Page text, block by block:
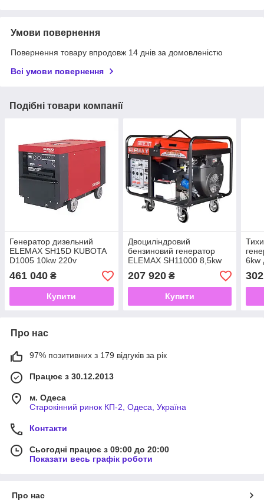
Умови повернення
Повернення товару впродовж 14 днів за домовленістю
Всі умови повернення
Подібні товари компанії
Генератор дизельний
ELEMAX SH15D KUBOTA
D1005 10kw 220v
461 040 ₴
Купити
Двоциліндровий
бензиновий генератор
ELEMAX SH11000 8,5kw
двигун HONDA GX630
207 920₴
Купити
6kw
з
Про нас
97% позитивних з 179 відгуків за рік
Працює з 30.12.2013
м. Одеса
Старокінний ринок КП-2, Одеса, Україна
Контакти
Сьогодні працює з 09:00 до 20:00
Показати весь графік роботи
Про нас